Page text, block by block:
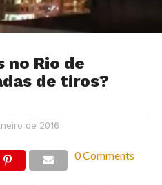
no Rio de
de tiros?
de 2016
0 Comments